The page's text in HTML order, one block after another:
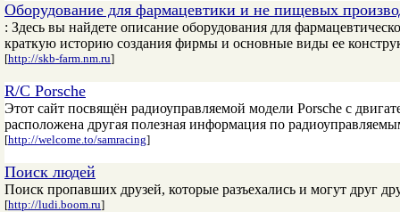
Оборудование для фармацевтики и не пищевых
: Здесь вы найдете описание оборудования для
краткую историю создания фирмы и основные виды ее
[http://skb-farm.nm.ru]
R/C Porsche
Этот сайт посвящён радиоуправляемой модели Porsche с
расположена другая полезная информация по
[http://welcome.to/samracing]
Поиск людей
Поиск пропавших друзей, которые разъехались и могут друг
[http://ludi.boom.ru]